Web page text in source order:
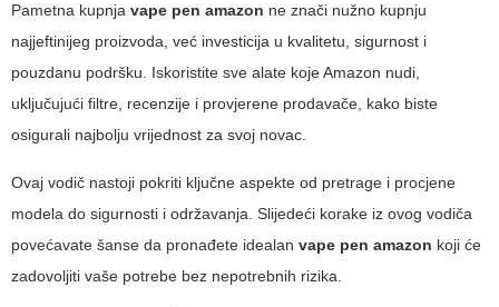
Pametna kupnja vape pen amazon ne znači nužno kupnju
najjeftinijeg proizvoda, već investicija u kvalitetu, sigurnost i
pouzdanu podršku. Iskoristite sve alate koje Amazon nudi,
uključujući filtre, recenzije i provjerene prodavače, kako biste
osigurali najbolju vrijednost za svoj novac.
Ovaj vodič nastoji pokriti ključne aspekte od pretrage i procjene
modela do sigurnosti i održavanja. Slijedeći korake iz ovog vodiča
povećavate šanse da pronađete idealan vape pen amazon koji će
zadovoljiti vaše potrebe bez nepotrebnih rizika.